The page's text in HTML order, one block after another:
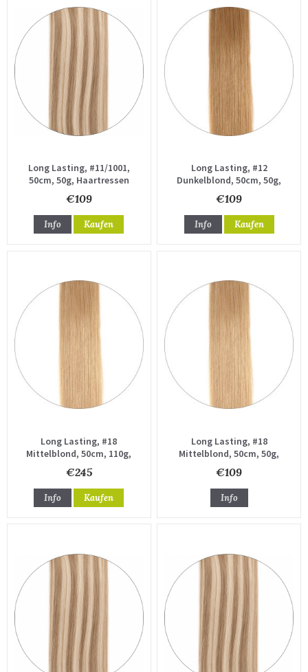
Long Lasting, #11/1001,
50cm, 50g, Haartressen
€109
Info Kaufen
Long Lasting, #12
Dunkelblond, 50cm, 50g,
Haartressen
€109
Info Kaufen
Long Lasting, #18
Mittelblond, 50cm, 110g,
Haartressen
€245
Info Kaufen
Long Lasting, #18
Mittelblond, 50cm, 50g,
Haartressen
€109
Info